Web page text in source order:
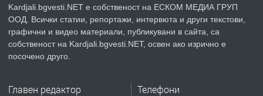
преди 2 години
ПРЕДЛАГА
ТРИСТАЕН АПАРТАМЕНТ в кв.
Kardjali.bgvesti.NET е собственост на ЕСКОМ МЕДИА ГРУП
ООД. Всички статии, репортажи, интервюта и други текстови,
графични и видео материали, публикувани в сайта, са
собственост на Kardjali.bgvesti.NET, освен ако изрично е
посочено друго.
Главен редактор Телефони